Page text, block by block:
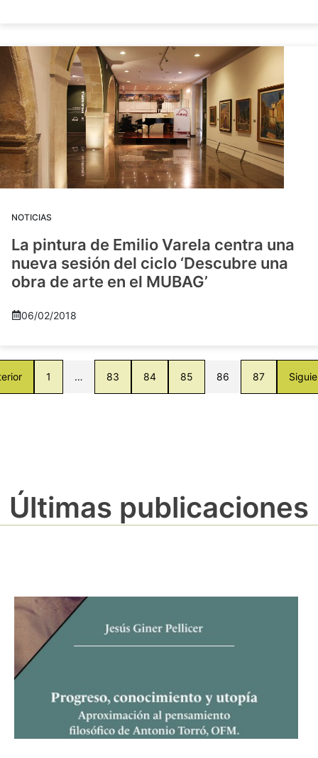
NOTICIAS
La pintura de Emilio Varela centra una
nueva sesión del ciclo ‘Descubre una
obra de arte en el MUBAG’
06/02/2018
1 … 83 84 85 86 87
Últimas publicaciones